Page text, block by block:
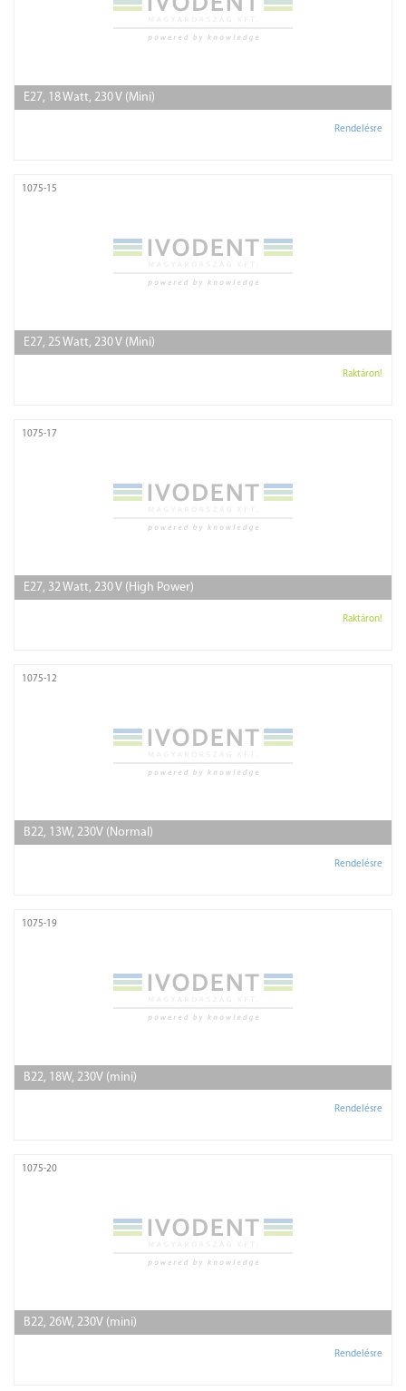
E27, 18 Watt, 230 V (Mini)
Rendelésre
1075-15
E27, 25 Watt, 230 V (Mini)
Raktáron!
1075-17
E27, 32 Watt, 230 V (High Power)
Raktáron!
1075-12
B22, 13W, 230V (Normal)
Rendelésre
1075-19
B22, 18W, 230V (mini)
Rendelésre
1075-20
B22, 26W, 230V (mini)
Rendelésre